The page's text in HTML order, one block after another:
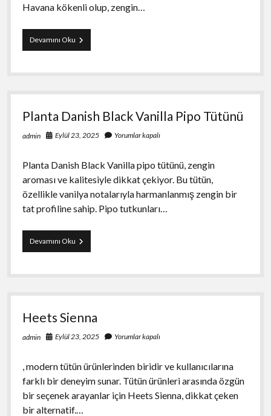
Havana kökenli olup, zengin…
Devamını OkuPartagas
Serie
No.2
FREESHOP
Planta Danish Black Vanilla Pipo Tütünü
admin Eylül 23, 2025 Yorumlar kapalı
Planta Danish Black Vanilla pipo tütünü, zengin
aroması ve kalitesiyle dikkat çekiyor. Bu tütün,
özellikle vanilya notalarıyla harmanlanmış zengin bir
tat profiline sahip. Pipo tutkunları…
Devamını OkuPlanta
Danish
Vanilla
Tütünü
Heets Sienna
admin Eylül 23, 2025 Yorumlar kapalı
, modern tütün ürünlerinden biridir ve kullanıcılarına
farklı bir deneyim sunar. Tütün ürünleri arasında özgün
bir seçenek arayanlar için Heets Sienna, dikkat çeken
bir alternatif.…